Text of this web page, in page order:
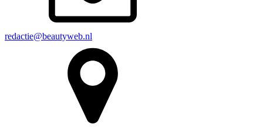
redactie@beautyweb.nl